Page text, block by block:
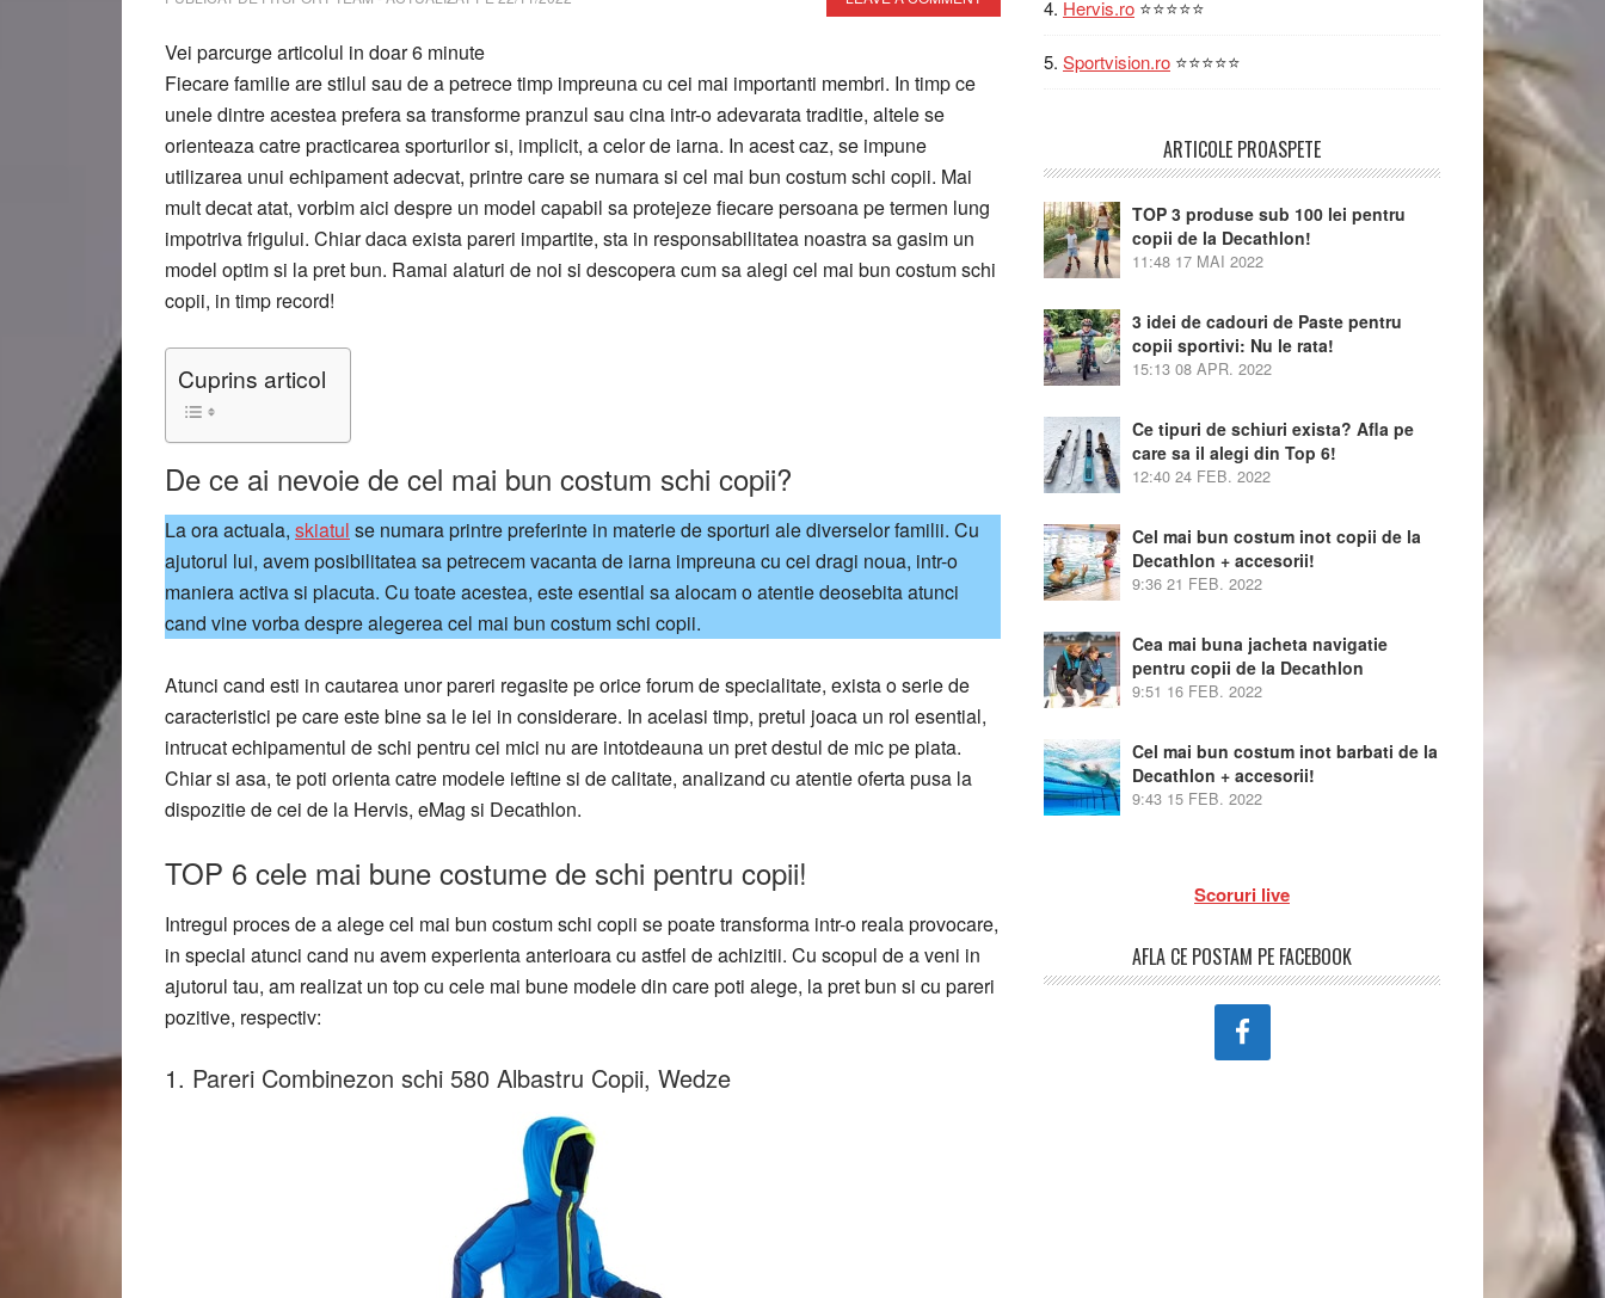
Vei parcurge articolul in doar6 minute
Fiecare familie are stilul sau de a petrece timp impreuna cu cei mai importanti membri. In timp ce
unele dintre acestea prefera sa transforme pranzul sau cina intr-o adevarata traditie, altele se
orienteaza catre practicarea sporturilor si, implicit, a celor de iarna. In acest caz, se impune
utilizarea unui echipament adecvat, printre care se numara si cel mai bun costum schi copii. Mai
mult decat atat, vorbim aici despre un model capabil sa protejeze fiecare persoana pe termen lung
impotriva frigului. Chiar daca exista pareri impartite, sta in responsabilitatea noastra sa gasim un
model optim si la pret bun. Ramai alaturi de noi si descopera cum sa alegi cel mai bun costum schi
copii, in timp record!
Cuprins articol
De ce ai nevoie de cel mai bun costum schi copii?
La ora actuala, skiatul se numara printre preferinte in materie de sporturi ale diverselor familii. Cu
ajutorul lui, avem posibilitatea sa petrecem vacanta de iarna impreuna cu cei dragi noua, intr-o
maniera activa si placuta. Cu toate acestea, este esential sa alocam o atentie deosebita atunci
cand vine vorba despre alegerea cel mai bun costum schi copii.
Atunci cand esti in cautarea unor pareri regasite pe orice forum de specialitate, exista o serie de
caracteristici pe care este bine sa le iei in considerare. In acelasi timp, pretul joaca un rol esential,
intrucat echipamentul de schi pentru cei mici nu are intotdeauna un pret destul de mic pe piata.
Chiar si asa, te poti orienta catre modele ieftine si de calitate, analizand cu atentie oferta pusa la
dispozitie de cei de la Hervis, eMag si Decathlon.
TOP 6 cele mai bune costume de schi pentru copii!
Intregul proces de a alege cel mai bun costum schi copii se poate transforma intr-o reala provocare,
in special atunci cand nu avem experienta anterioara cu astfel de achizitii. Cu scopul de a veni in
ajutorul tau, am realizat un top cu cele mai bune modele din care poti alege, la pret bun si cu pareri
pozitive, respectiv:
1. Pareri Combinezon schi 580 Albastru Copii, Wedze
Hervis.ro ⭐⭐⭐⭐⭐
Sportvision.ro ⭐⭐⭐⭐⭐
ARTICOLE PROASPETE
TOP 3 produse sub 100 lei pentru
copii de la Decathlon!
11:48 17 MAI 2022
3 idei de cadouri de Paste pentru
copii sportivi: Nu le rata!
15:13 08 APR. 2022
Ce tipuri de schiuri exista? Afla pe
care sa il alegi din Top 6!
12:40 24 FEB. 2022
Cel mai bun costum inot copii de la
Decathlon + accesorii!
9:36 21 FEB. 2022
Cea mai buna jacheta navigatie
pentru copii de la Decathlon
9:51 16 FEB. 2022
Cel mai bun costum inot barbati de la
Decathlon + accesorii!
9:43 15 FEB. 2022
Scoruri live
AFLA CE POSTAM PE FACEBOOK